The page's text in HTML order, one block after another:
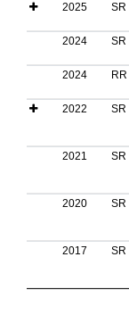
2025 SR
2024 SR
2024 RR
2022 SR
2021 SR
2020 SR
2017 SR